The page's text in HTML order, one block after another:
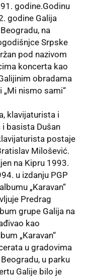
godine.Godinu
godine Galija
na
Srpske
pod nazivom
koncerta kao
obradama
„Mi nismo sami“
klavijaturista i
basista Dušan
postaje
Milošević.
na Kipru 1993.
u izdanju PGP
„Karavan“
Predrag
grupe Galija na
kao
„Karavan“
u gradovima
u parku
Galije bilo je